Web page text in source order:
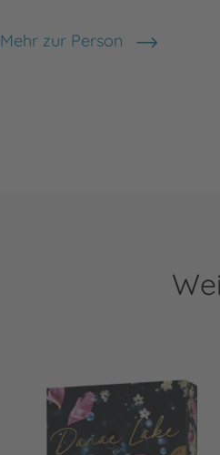
Mehr zur Person
Danae Lake